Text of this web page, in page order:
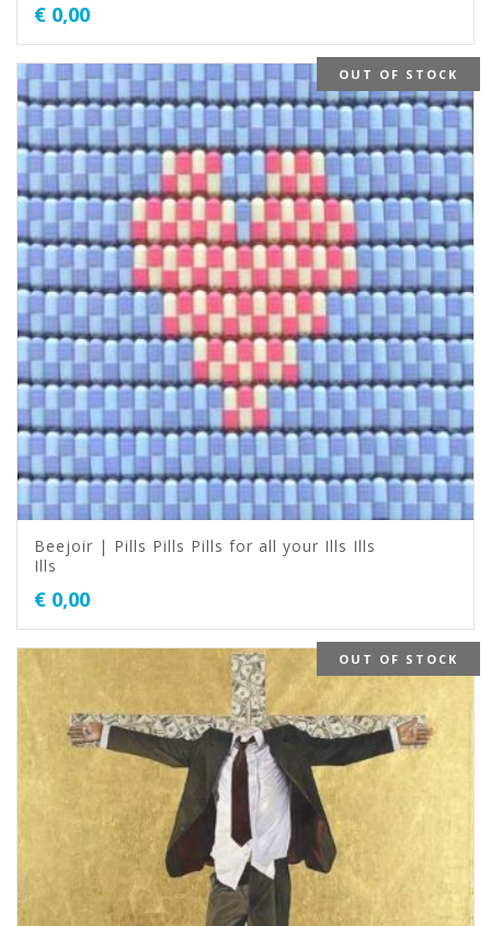
€ 0,00
OUT OF STOCK
Beejoir | Pills Pills Pills for all your Ills Ills
Ills
€ 0,00
OUT OF STOCK